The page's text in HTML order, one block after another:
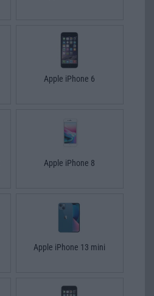
Apple iPhone 6
Apple iPhone 8
Apple iPhone 13 mini